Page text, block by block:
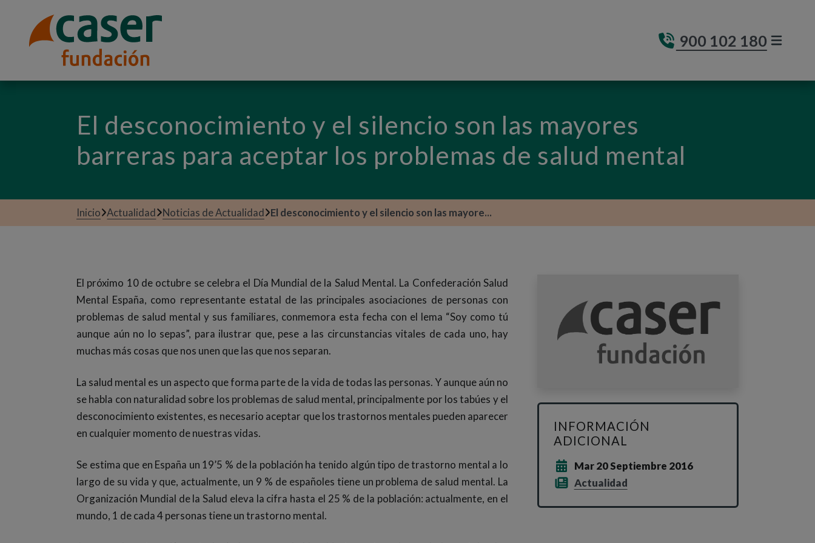
900 102 180
El desconocimiento y el silencio son las mayores
barreras para aceptar los problemas de salud mental
Inicio Actualidad Noticias de Actualidad El desconocimiento y el silencio son las mayore...
El próximo 10 de octubre se celebra el Día Mundial de la Salud Mental. La Confederación Salud
Mental España, como representante estatal de las principales asociaciones de personas con
problemas de salud mental y sus familiares, conmemora esta fecha con el lema “Soy como tú
aunque aún no lo sepas”, para ilustrar que, pese a las circunstancias vitales de cada uno, hay
muchas más cosas que nos unen que las que nos separan.
La salud mental es un aspecto que forma parte de la vida de todas las personas. Y aunque aún no
se habla con naturalidad sobre los problemas de salud mental, principalmente por los tabúes y el
desconocimiento existentes, es necesario aceptar que los trastornos mentales pueden aparecer
en cualquier momento de nuestras vidas.
Se estima que en España un 19’5 % de la población ha tenido algún tipo de trastorno mental a lo
largo de su vida y que, actualmente, un 9 % de españoles tiene un problema de salud mental. La
Organización Mundial de la Salud eleva la cifra hasta el 25 % de la población: actualmente, en el
mundo, 1 de cada 4 personas tiene un trastorno mental.
INFORMACIÓN
ADICIONAL
Mar 20 Septiembre 2016
Actualidad